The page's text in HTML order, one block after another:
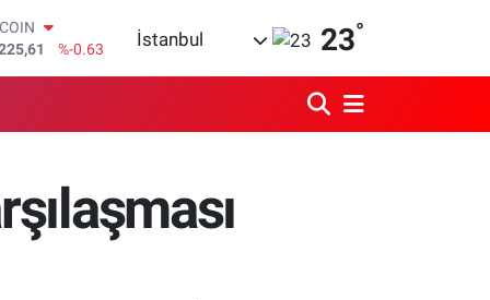
%0.16
%0.45
%70
İstanbul 23°